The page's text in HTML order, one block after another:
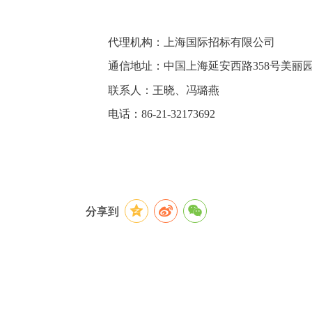
代理机构： 上海国际招标有限公司
通信地址： 中国上海延安西路358号美丽
联系人：王晓、冯璐燕
电话：86-21-32173692
分享到